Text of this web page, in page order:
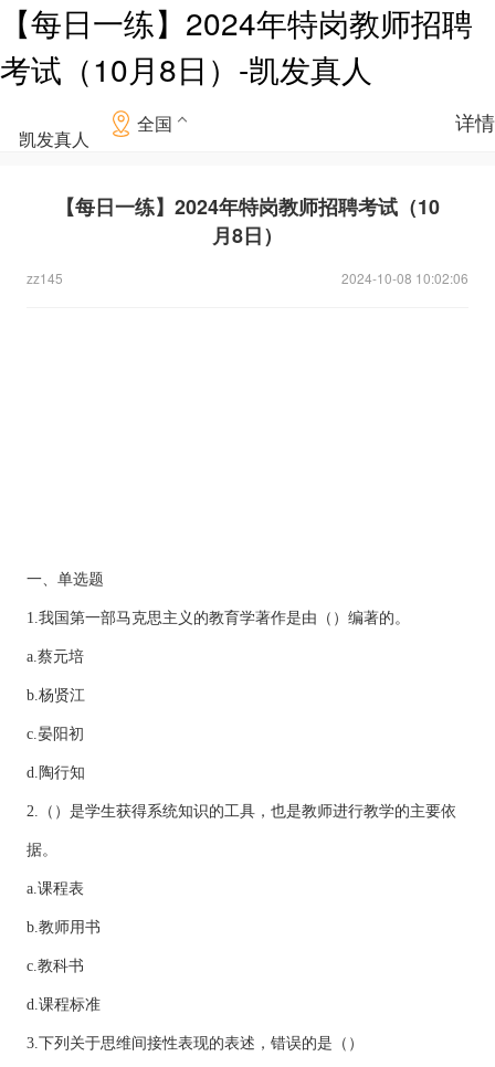
【每日一练】2024年特岗教师招聘
考试（10月8日）-凯发真人
凯发真人
全国 详情
【每日一练】2024年特岗教师招聘考试（10
月8日）
zz145 2024-10-08 10:02:06
一、单选题
1.我国第一部马克思主义的教育学著作是由（）编著的。
a.蔡元培
b.杨贤江
c.晏阳初
d.陶行知
2.（）是学生获得系统知识的工具，也是教师进行教学的主要依
据。
a.课程表
b.教师用书
c.教科书
d.课程标准
3.下列关于思维间接性表现的表述，错误的是（）